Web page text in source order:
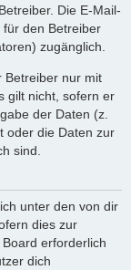
Die E-Mail-
den Betreiber
zugänglich.
Betreiber nur mit
gilt nicht, sofern er
der Daten (z.
oder die Daten zur
sind.
unter den von dir
dies zur
erforderlich
dich